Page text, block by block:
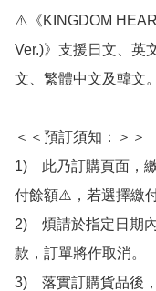
⚠️《KINGDOM
Ver.)》支援日文、英
文、繁體中文及韓文。
＜＜預訂須知：＞＞
1)　此乃訂購頁面，
付餘額⚠️，若選擇繳
2)　煩請於指定日期
款，訂單將作取消。
3)　落實訂購貨品後